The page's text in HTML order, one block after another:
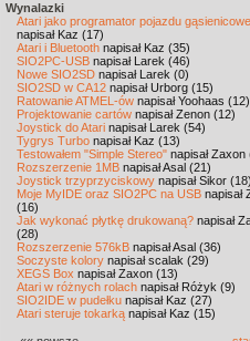
Wynalazki
Atari jako programator pojazdu
napisał Kaz (17)
Atari i Bluetooth napisał Kaz (35)
SIO2PC-USB napisał Larek (46)
Nowe SIO2SD napisał Larek (0)
SIO2SD w CA12 napisał Urborg (15)
Ratowanie ATMEL-ów napisał Yoohaas (12)
Projektowanie cartów napisał Zenon (12)
Joystick do Atari napisał Larek (54)
Tygrys Turbo napisał Kaz (13)
Testowałem "Simple Stereo" napisał Zaxon
Rozszerzenie 1MB napisał Asal (21)
Joystick trzyprzyciskowy napisał Sikor (18)
Moje MyIDE oraz SIO2PC na USB napisał
(16)
Jak wykonać płytkę drukowaną? napisał
(28)
Rozszerzenie 576kB napisał Asal (36)
Soczyste kolory napisał scalak (29)
XEGS Box napisał Zaxon (13)
Atari w różnych rolach napisał Różyk (9)
SIO2IDE w pudełku napisał Kaz (27)
Atari steruje tokarką napisał Kaz (15)